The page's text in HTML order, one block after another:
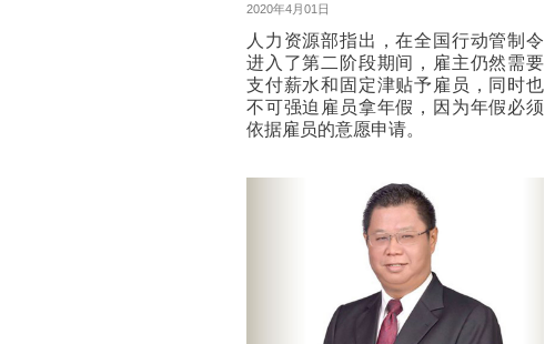
2020年4月01日
人力资源部指出，在全国行动管制令
进入了第二阶段期间，雇主仍然需要
支付薪水和固定津贴予雇员，同时也
不可强迫雇员拿年假，因为年假必须
依据雇员的意愿申请。